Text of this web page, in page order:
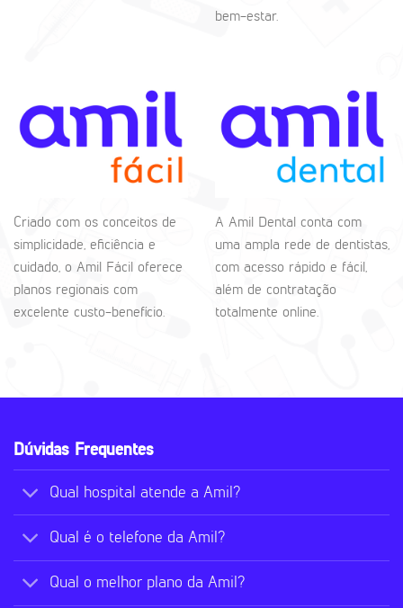
bem-estar.
Criado com os conceitos de
simplicidade, eficiência e
cuidado, o Amil Fácil oferece
planos regionais com
excelente custo-benefício.
A Amil Dental conta com
uma ampla rede de dentistas,
com acesso rápido e fácil,
além de contratação
totalmente online.
Dúvidas Frequentes
Qual hospital atende a Amil?
Qual é o telefone da Amil?
Qual o melhor plano da Amil?